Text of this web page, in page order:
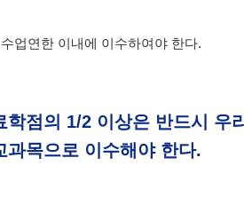
업연한 이내에 이수하여야 한다.
학점의 1/2 이상은 반드시 우
과목으로 이수해야 한다.